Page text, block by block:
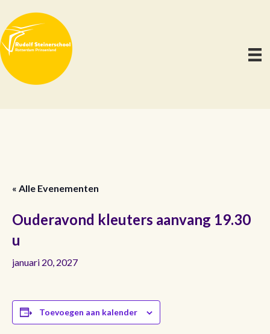
« Alle Evenementen
Ouderavond kleuters aanvang 19.30
u
januari 20, 2027
Toevoegen aan kalender